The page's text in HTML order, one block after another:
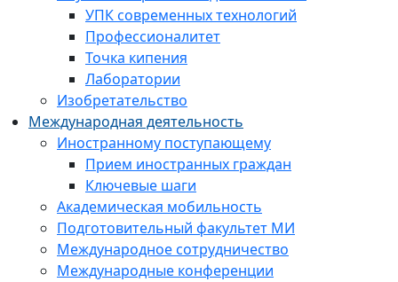
УПК современных технологий
Профессионалитет
Точка кипения
Лаборатории
Изобретательство
Международная деятельность
Иностранному поступающему
Прием иностранных граждан
Ключевые шаги
Академическая мобильность
Подготовительный факультет МИ
Международное сотрудничество
Международные конференции